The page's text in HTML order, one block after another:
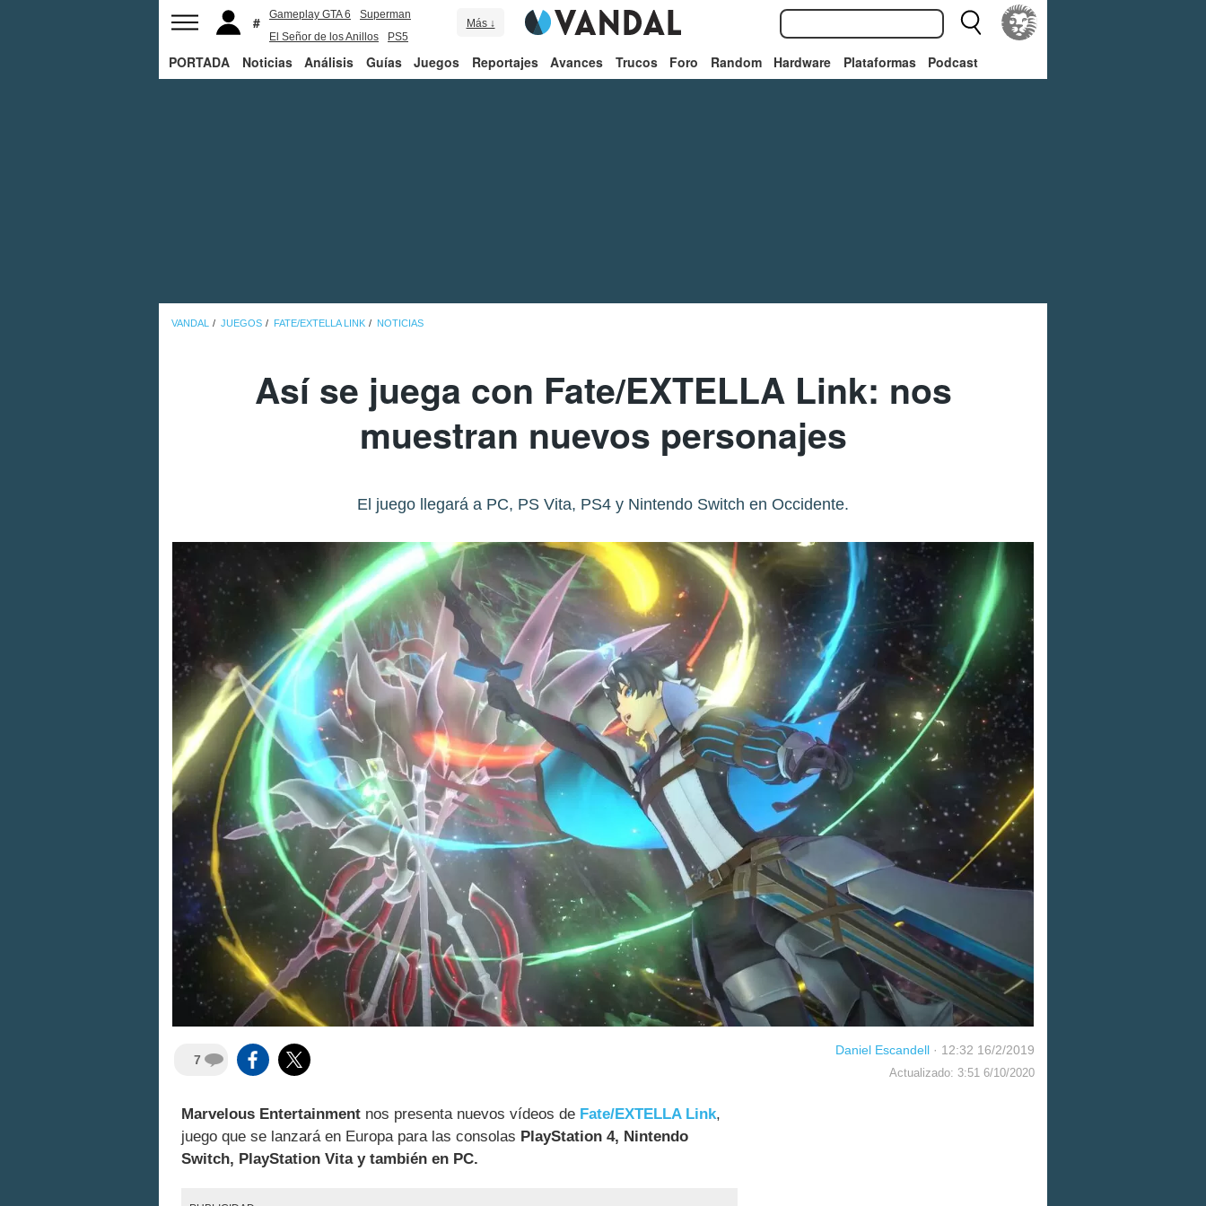
Gameplay GTA 6
Superman
El Señor de los Anillos
PS5
Más ↓
PORTADA Noticias Análisis Guías Juegos Reportajes Avances Trucos Foro Random Hardware Plataformas Podcast
VANDAL JUEGOS FATE/EXTELLA LINK NOTICIAS
Así se juega con Fate/EXTELLA Link: nos
muestran nuevos personajes
El juego llegará a PC, PS Vita, PS4 y Nintendo Switch en Occidente.
7
Daniel Escandell · 12:32 16/2/2019
Actualizado: 3:51 6/10/2020
Marvelous Entertainment nos presenta nuevos vídeos de Fate/EXTELLA Link,
juego que se lanzará en Europa para las consolas PlayStation 4, Nintendo
Switch, PlayStation Vita y también en PC.